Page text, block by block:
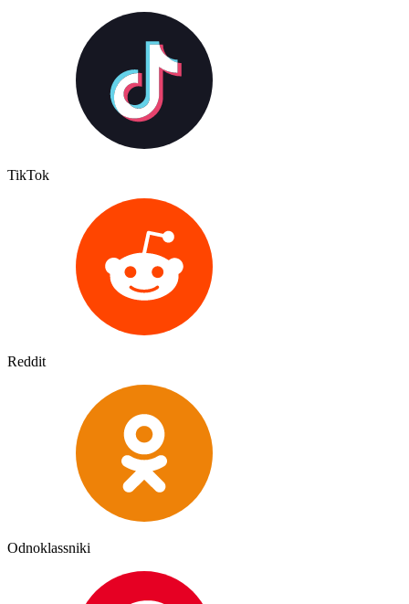
TikTok
Reddit
Odnoklassniki